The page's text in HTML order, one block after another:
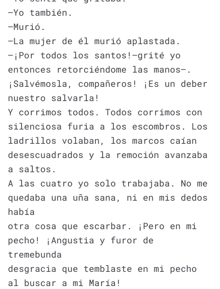
—Yo también.
—Murió.
—La mujer de él murió aplastada.
—¡Por todos los santos!—grité yo
entonces retorciéndome las manos—.
¡Salvémosla, compañeros! ¡Es un deber
nuestro salvarla!
Y corrimos todos. Todos corrimos con
silenciosa furia a los escombros. Los
ladrillos volaban, los marcos caían
desescuadrados y la remoción avanzaba
a saltos.
A las cuatro yo solo trabajaba. No me
quedaba una uña sana, ni en mis dedos
había
otra cosa que escarbar. ¡Pero en mi
pecho! ¡Angustia y furor de
tremebunda
desgracia que temblaste en mi pecho
al buscar a mi María!